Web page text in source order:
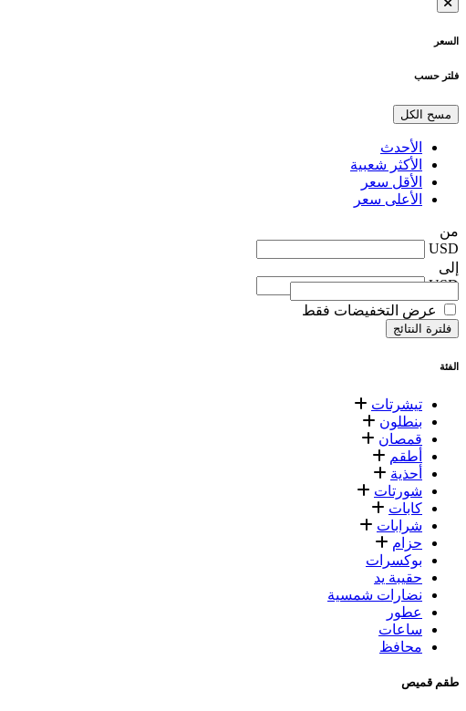
السعر
فلتر حسب
مسح الكل
الأحدث
الأكثر شعبية
الأقل سعر
الأعلى سعر
من
USD
إلى
USD
عرض التخفيضات فقط
فلترة النتائج
الفئة
تيشرتات
بنطلون
قمصان
أطقم
أحذية
شورتات
كابات
شرابات
حزام
بوكسرات
حقيبة يد
نضارات شمسية
عطور
ساعات
محافظ
طقم قميص